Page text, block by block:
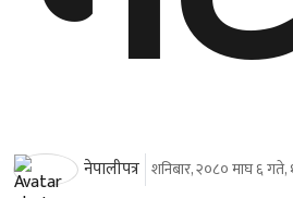
नेपालीपत्र शनिबार, २०८० माघ ६ गते,